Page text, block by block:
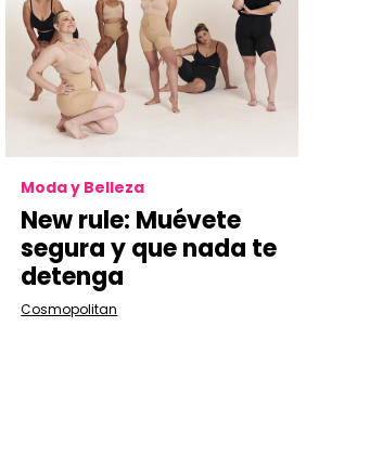
Moda y Belleza
New rule: Muévete
segura y que nada te
detenga
Cosmopolitan